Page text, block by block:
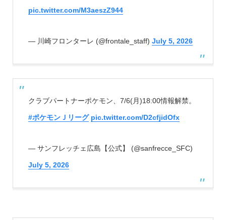
pic.twitter.com/M3aeszZ944
— 川崎フロンターレ (@frontale_staff) July 5, 2026
クラブパートナーポケモン、7/6(月)18:00情報解禁。
#ポケモンＪリーグ pic.twitter.com/D2cfjidOfx
— サンフレッチェ広島【公式】 (@sanfrecce_SFC)
July 5, 2026